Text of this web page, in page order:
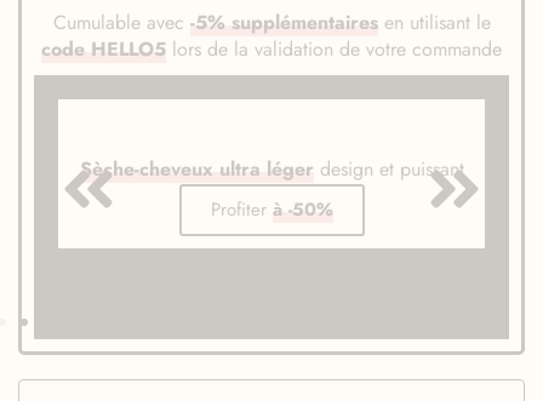
Cumulable avec -5% supplémentairesen utilisant le
code HELLO5 lors de la validation de votre commande
Sèche-cheveux ultra léger design et puissant
Profiter à -50%